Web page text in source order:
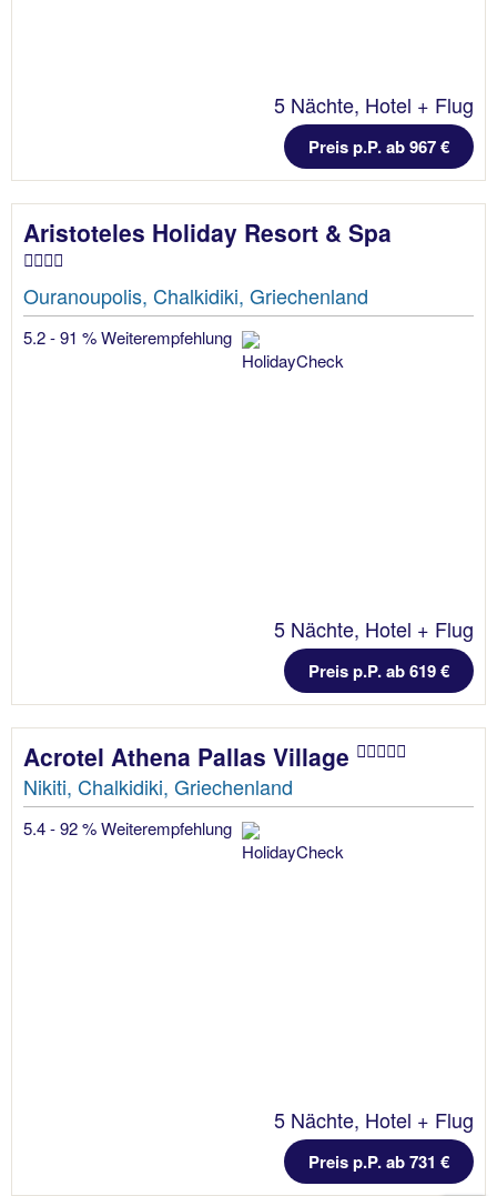
5 Nächte, Hotel + Flug
Preis p.P. ab 967 €
Aristoteles Holiday Resort & Spa
Ouranoupolis, Chalkidiki, Griechenland
5.2 - 91 % Weiterempfehlung
5 Nächte, Hotel + Flug
Preis p.P. ab 619 €
Acrotel Athena Pallas Village
Nikiti, Chalkidiki, Griechenland
5.4 - 92 % Weiterempfehlung
5 Nächte, Hotel + Flug
Preis p.P. ab 731 €